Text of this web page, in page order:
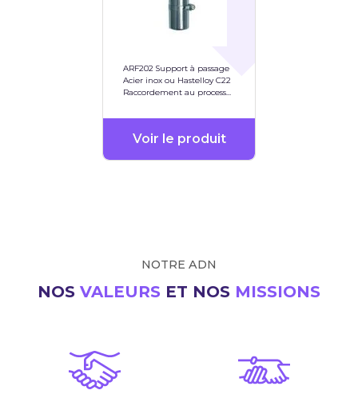
ARF202 Support à passage
Acier inox ou Hastelloy C22
Raccordement au process
Voir le produit
NOTRE ADN
NOS VALEURS ET NOS MISSIONS